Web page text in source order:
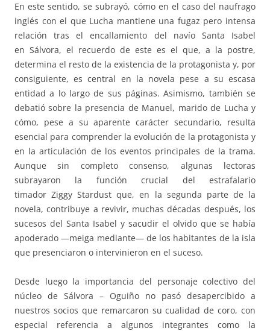
En este sentido, se subrayó, cómo en el caso del naufrago
inglés con el que Lucha mantiene una fugaz pero intensa
relación tras el encallamiento del navío Santa Isabel
en Sálvora, el recuerdo de este es el que, a la postre,
determina el resto de la existencia de la protagonista y, por
consiguiente, es central en la novela pese a su escasa
entidad a lo largo de sus páginas. Asimismo, también se
debatió sobre la presencia de Manuel, marido de Lucha y
cómo, pese a su aparente carácter secundario, resulta
esencial para comprender la evolución de la protagonista y
en la articulación de los eventos principales de la trama.
Aunque sin completo consenso, algunas lectoras
subrayaron la función crucial del estrafalario
timador Ziggy Stardust que, en la segunda parte de la
novela, contribuye a revivir, muchas décadas después, los
sucesos del Santa Isabel y sacudir el olvido que se había
apoderado —meiga mediante— de los habitantes de la isla
que presenciaron o intervinieron en el suceso.
Desde luego la importancia del personaje colectivo del
núcleo de Sálvora – Oguiño no pasó desapercibido a
nuestros socios que remarcaron su cualidad de coro, con
especial referencia a algunos integrantes como la